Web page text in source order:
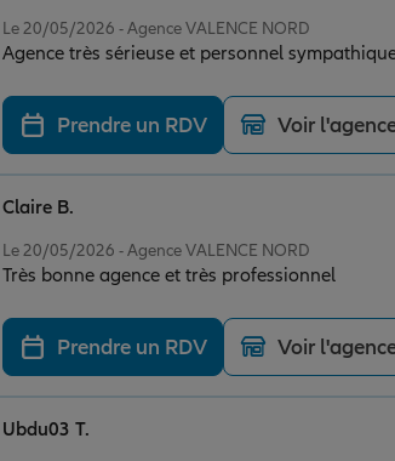
Le 20/05/2026 - Agence VALENCE NORD
Agence très sérieuse et personnel
Prendre un RDV Voir
Le 20/05/2026 - Agence VALENCE NORD
Très bonne agence et très professionnel
Claire B.
Prendre un RDV Voir
Ubdu03 T.